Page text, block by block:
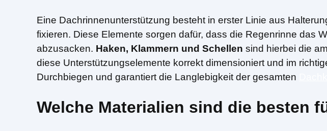
Eine Dachrinnenunterstützung besteht in erster Linie aus
fixieren. Diese Elemente sorgen dafür, dass die Regenrinne das
abzusacken. Haken, Klammern und Schellen sind hierbei die
diese Unterstützungselemente korrekt dimensioniert und im
Durchbiegen und garantiert die Langlebigkeit der gesamten
Welche Materialien sind die besten